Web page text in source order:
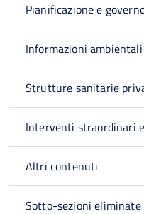
Pianificazione e
Informazioni ambientali
Strutture sanitarie
Interventi straordinari
Altri contenuti
Sotto-sezioni